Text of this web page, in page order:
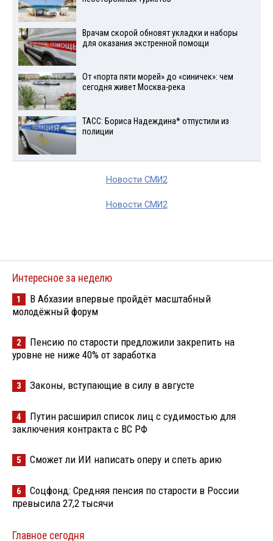
Врачам скорой обновят укладки и наборы
для оказания экстренной помощи
От «порта пяти морей» до «синичек»: чем
сегодня живет Москва-река
ТАСС: Бориса Надеждина* отпустили из
полиции
Новости СМИ2
Новости СМИ2
Интересное за неделю
1
В Абхазии впервые пройдёт масштабный
молодёжный форум
2
Пенсию по старости предложили закрепить на
уровне не ниже 40% от заработка
3 Законы, вступающие в силу в августе
4
Путин расширил список лиц с судимостью для
заключения контракта с ВС РФ
5 Сможет ли ИИ написать оперу и спеть арию
6
Соцфонд: Средняя пенсия по старости в России
превысила 27,2 тысячи
Главное сегодня